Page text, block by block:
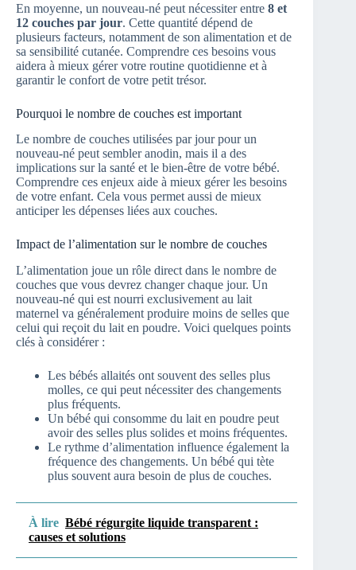
En moyenne, un nouveau-né peut nécessiter entre 8 et
12 couches par jour. Cette quantité dépend de
plusieurs facteurs, notamment de son alimentation et de
sa sensibilité cutanée. Comprendre ces besoins vous
aidera à mieux gérer votre routine quotidienne et à
garantir le confort de votre petit trésor.
Pourquoi le nombre de couches est important
Le nombre de couches utilisées par jour pour un
nouveau-né peut sembler anodin, mais il a des
implications sur la santé et le bien-être de votre bébé.
Comprendre ces enjeux aide à mieux gérer les besoins
de votre enfant. Cela vous permet aussi de mieux
anticiper les dépenses liées aux couches.
Impact de l’alimentation sur le nombre de couches
L’alimentation joue un rôle direct dans le nombre de
couches que vous devrez changer chaque jour. Un
nouveau-né qui est nourri exclusivement au lait
maternel va généralement produire moins de selles que
celui qui reçoit du lait en poudre. Voici quelques points
clés à considérer :
Les bébés allaités ont souvent des selles plus
molles, ce qui peut nécessiter des changements
plus fréquents.
Un bébé qui consomme du lait en poudre peut
avoir des selles plus solides et moins fréquentes.
Le rythme d’alimentation influence également la
fréquence des changements. Un bébé qui tète
plus souvent aura besoin de plus de couches.
À lire Bébé régurgite liquide transparent :
causes et solutions